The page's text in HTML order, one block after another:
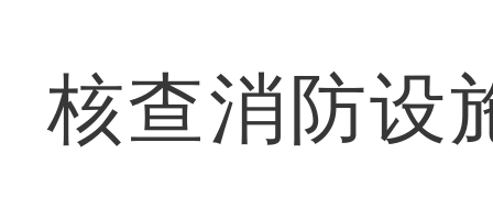
核查消防设